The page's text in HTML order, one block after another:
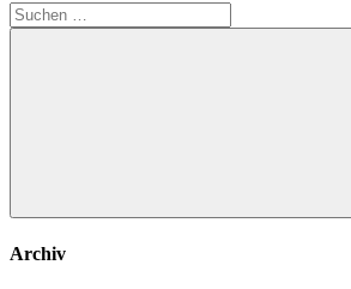
Suchen
nach:
Suchen
Archiv